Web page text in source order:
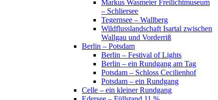
Markus Wasmeier Freilichtmuseum
– Schliersee
Tegernsee – Wallberg
Wildflusslandschaft Isartal zwischen
Wallgau und Vorderriß
Berlin – Potsdam
Berlin – Festival of Lights
Berlin – ein Rundgang am Tag
Potsdam – Schloss Cecilienhof
Potsdam – ein Rundgang
Celle – ein kleiner Rundgang